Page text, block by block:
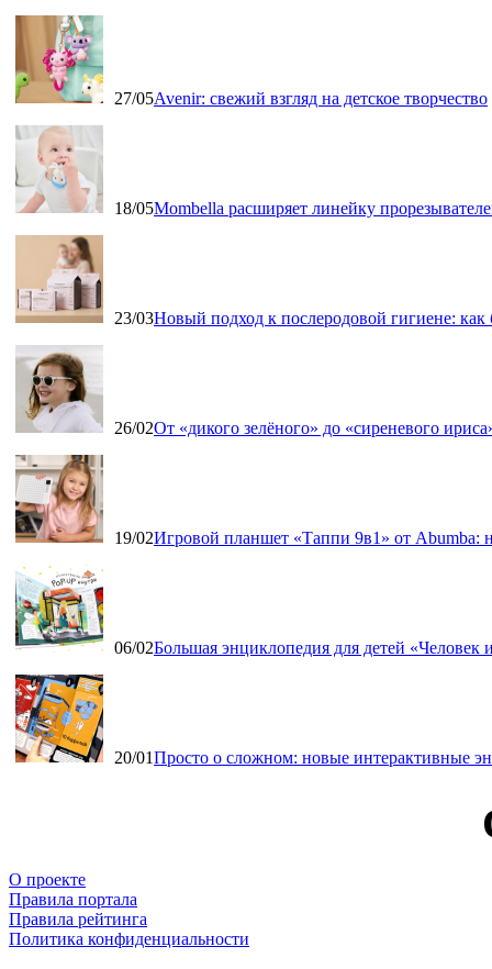
27/05Avenir: свежий взгляд на детское творчество
18/05Mombella расширяет линейку
23/03Новый подход к послеродовой гигиене:
26/02От «дикого зелёного» до «сиреневого
19/02Игровой планшет «Таппи 9в1» от Abumba:
06/02Большая энциклопедия для детей
20/01Просто о сложном: новые интерактивные
О проекте
Правила портала
Правила рейтинга
Политика конфиденциальности